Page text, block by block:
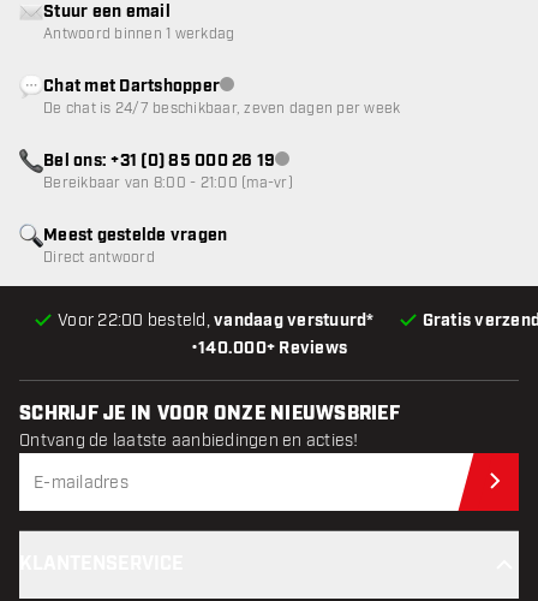
•140.000+ Reviews
Voor 22:00 besteld,vandaag verstuurd* Gratis
Meest gestelde vragen
Direct antwoord
Stuur een email
Antwoord binnen 1 werkdag
Chat met Dartshopperklantenservice niet beschikbaar
De chat is 24/7 beschikbaar, zeven dagen per week
Bel ons: +31 (0) 85 000 26 19klantenservice niet beschikbaar
Bereikbaar van 8:00 - 21:00 (ma-vr)
SCHRIJF JE IN VOOR ONZE NIEUWSBRIEF
Ontvang de laatste aanbiedingen en acties!